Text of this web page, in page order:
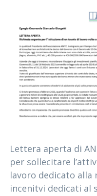
Lettera aperta di
per sollecitare
lavoro dedicato
incenitvi dedicati al